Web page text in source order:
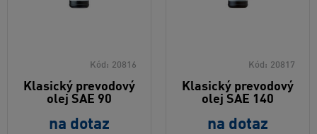
Kód: 20816
Klasický prevodový
olej SAE 90
na dotaz
Kód: 20817
Klasický prevodový
olej SAE 140
na dotaz